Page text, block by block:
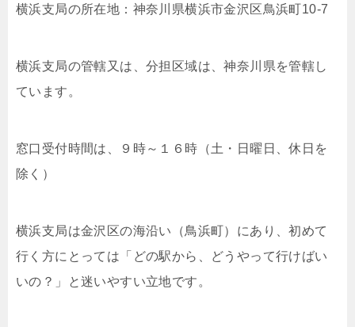
横浜支局の所在地：神奈川県横浜市金沢区鳥浜町10-7
横浜支局の管轄又は、分担区域は、神奈川県を管轄し
ています。
窓口受付時間は、９時～１６時（土・日曜日、休日を
除く）
横浜支局は金沢区の海沿い（鳥浜町）にあり、初めて
行く方にとっては「どの駅から、どうやって行けばい
いの？」と迷いやすい立地です。